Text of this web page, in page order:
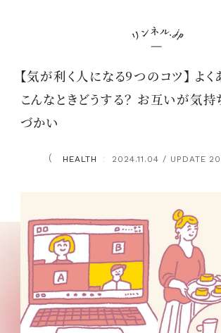
【気が利く人になる9つのコツ】 よく
こんなときどうする？ お互いが気持
づかい
HEALTH ： 2024.11.04 / UPDATE